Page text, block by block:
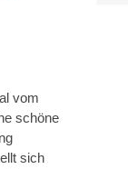
vom
schöne
sich